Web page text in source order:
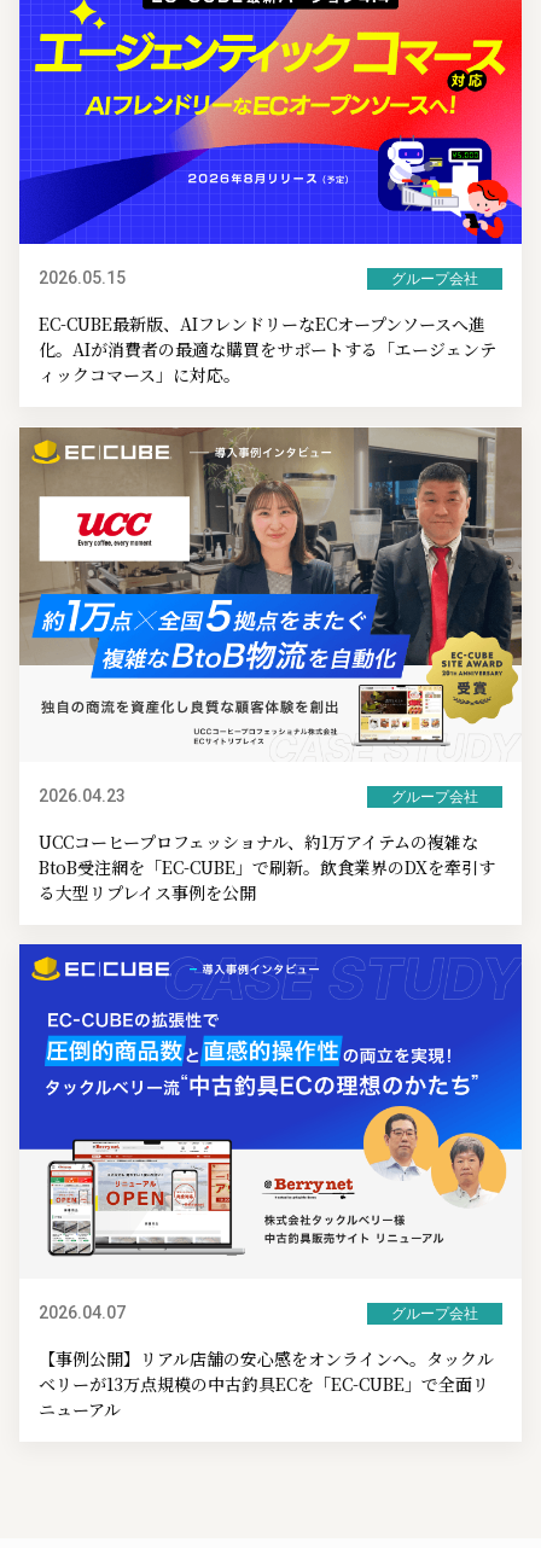
2026.05.15 グループ会社
EC-CUBE最新版、AIフレンドリーなECオープンソースへ進
化。AIが消費者の最適な購買をサポートする「エージェンテ
ィックコマース」に対応。
2026.04.23 グループ会社
UCCコーヒープロフェッショナル、約1万アイテムの複雑な
BtoB受注網を「EC-CUBE」で刷新。飲食業界のDXを牽引す
る大型リプレイス事例を公開
2026.04.07 グループ会社
【事例公開】リアル店舗の安心感をオンラインへ。タックル
ベリーが13万点規模の中古釣具ECを「EC-CUBE」で全面リ
ニューアル